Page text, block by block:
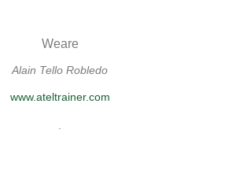
Weare
Alain Tello Robledo
www.ateltrainer.com